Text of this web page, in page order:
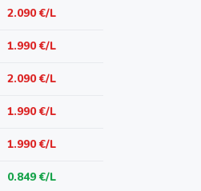
2.090 €/L
1.990 €/L
2.090 €/L
1.990 €/L
1.990 €/L
0.849 €/L